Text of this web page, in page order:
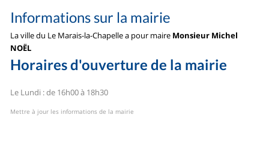
Informations sur la mairie
La ville du Le Marais-la-Chapelle a pour maire Monsieur Michel
NOËL
Horaires d'ouverture de la mairie
Le Lundi : de 16h00 à 18h30
Mettre à jour les informations de la mairie